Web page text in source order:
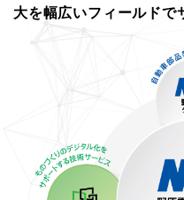
大を幅広いフィールドで